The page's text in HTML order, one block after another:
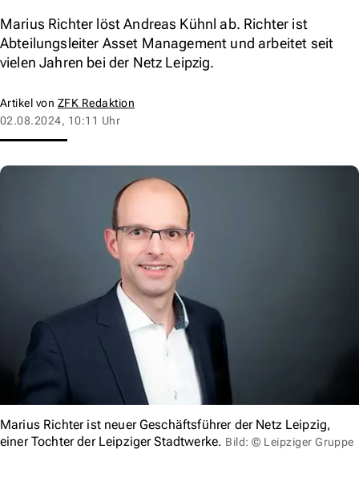
Marius Richter löst Andreas Kühnl ab. Richter ist
Abteilungsleiter Asset Management und arbeitet seit
vielen Jahren bei der Netz Leipzig.
Artikel von ZFK Redaktion
02.08.2024, 10:11 Uhr
Marius Richter ist neuer Geschäftsführer der Netz Leipzig,
einer Tochter der Leipziger Stadtwerke. Bild: © Leipziger Gruppe